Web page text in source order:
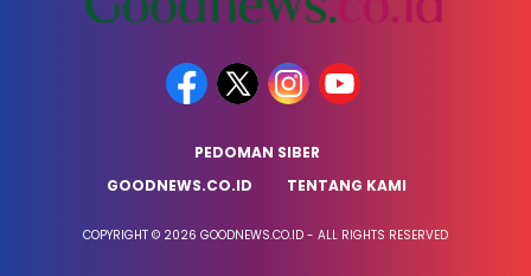
PEDOMAN SIBER
GOODNEWS.CO.ID
TENTANG KAMI
COPYRIGHT © 2026 GOODNEWS.CO.ID - ALL RIGHTS RESERVED